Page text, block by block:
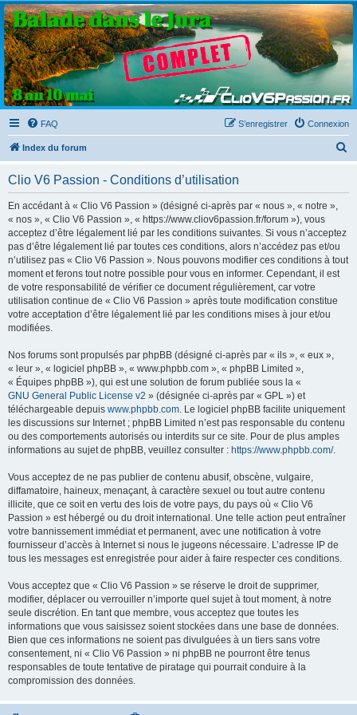
Clio V6 Passion
Le site français des passionnés de Clio V6
FAQ Connexion
S’enregistrer
Index du forum
c
Clio V6 Passion - Conditions d’utilisation
En accédant à « Clio V6 Passion » (désigné ci-après par « nous », « notre »,
« nos », « Clio V6 Passion », « https://www.cliov6passion.fr/forum »), vous
acceptez d’être légalement lié par les conditions suivantes. Si vous n’acceptez
pas d’être légalement lié par toutes ces conditions, alors n’accédez pas et/ou
n’utilisez pas « Clio V6 Passion ». Nous pouvons modifier ces conditions à tout
moment et ferons tout notre possible pour vous en informer. Cependant, il est
de votre responsabilité de vérifier ce document régulièrement, car votre
utilisation continue de « Clio V6 Passion » après toute modification constitue
votre acceptation d’être légalement lié par les conditions mises à jour et/ou
modifiées.
Nos forums sont propulsés par phpBB (désigné ci-après par « ils », « eux »,
« leur », « logiciel phpBB », « www.phpbb.com », « phpBB Limited »,
« Équipes phpBB »), qui est une solution de forum publiée sous la «
GNU General Public License v2 » (désignée ci-après par « GPL ») et
téléchargeable depuis www.phpbb.com. Le logiciel phpBB facilite uniquement
les discussions sur Internet ; phpBB Limited n’est pas responsable du contenu
ou des comportements autorisés ou interdits sur ce site. Pour de plus amples
informations au sujet de phpBB, veuillez consulter : https://www.phpbb.com/.
Vous acceptez de ne pas publier de contenu abusif, obscène, vulgaire,
diffamatoire, haineux, menaçant, à caractère sexuel ou tout autre contenu
illicite, que ce soit en vertu des lois de votre pays, du pays où « Clio V6
Passion » est hébergé ou du droit international. Une telle action peut entraîner
votre bannissement immédiat et permanent, avec une notification à votre
fournisseur d’accès à Internet si nous le jugeons nécessaire. L’adresse IP de
tous les messages est enregistrée pour aider à faire respecter ces conditions.
Vous acceptez que « Clio V6 Passion » se réserve le droit de supprimer,
modifier, déplacer ou verrouiller n’importe quel sujet à tout moment, à notre
seule discrétion. En tant que membre, vous acceptez que toutes les
informations que vous saisissez soient stockées dans une base de données.
Bien que ces informations ne soient pas divulguées à un tiers sans votre
consentement, ni « Clio V6 Passion » ni phpBB ne pourront être tenus
responsables de toute tentative de piratage qui pourrait conduire à la
compromission des données.